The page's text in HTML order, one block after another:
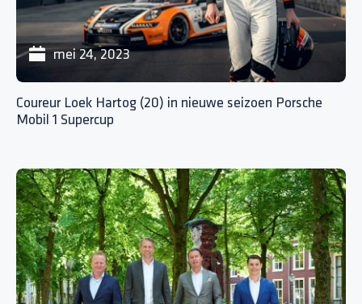
mei 24, 2023
Coureur Loek Hartog (20) in nieuwe seizoen Porsche
Mobil 1 Supercup